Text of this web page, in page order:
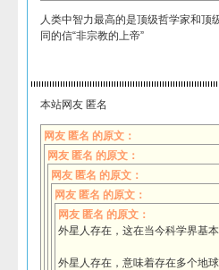
人类中智力最高的是顶级哲学家和顶
同的信“非宗教的上帝”
本站网友 匿名
网友 匿名 的原文：
网友 匿名 的原文：
网友 匿名 的原文：
网友 匿名 的原文：
网友 匿名 的原文：
外星人存在，这在当今科学界基本
外星人存在，意味着存在多个地